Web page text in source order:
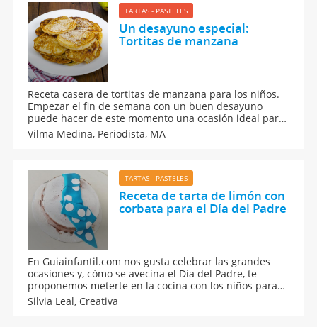
TARTAS - PASTELES
Un desayuno especial:
Tortitas de manzana
Receta casera de tortitas de manzana para los niños.
Empezar el fin de semana con un buen desayuno
puede hacer de este momento una ocasión ideal para
estar en familia. Sigue la receta de tortitas de
manzana, muy fácil y rápida de hacer para los niños.
Vilma Medina, Periodista, MA
TARTAS - PASTELES
Receta de tarta de limón con
corbata para el Día del Padre
En Guiainfantil.com nos gusta celebrar las grandes
ocasiones y, cómo se avecina el Día del Padre, te
proponemos meterte en la cocina con los niños para
elaborar una tarta de limón y chocolate.
Silvia Leal, Creativa